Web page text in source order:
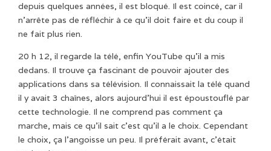
depuis quelques années, il est bloqué. Il est coincé, car il
n’arrête pas de réfléchir à ce qu’il doit faire et du coup il
ne fait plus rien.
20 h 12, il regarde la télé, enfin YouTube qu’il a mis
dedans. Il trouve ça fascinant de pouvoir ajouter des
applications dans sa télévision. Il connaissait la télé quand
il y avait 3 chaînes, alors aujourd’hui il est époustouflé par
cette technologie. Il ne comprend pas comment ça
marche, mais ce qu’il sait c’est qu’il a le choix. Cependant
le choix, ça l’angoisse un peu. Il préférait avant, c’était